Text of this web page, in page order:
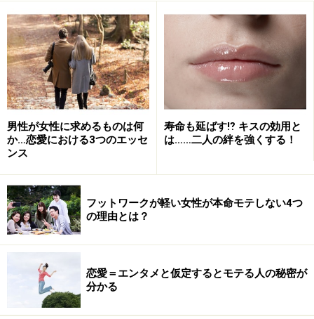
なのにもかかわらず、なんかこじらせていて残念な人」
「平均以上のルックスと経歴をもつ40代以上の男性であ
るが、ある特定の事柄に異常に反応し卑屈になる傾向が
ある人」です。
ある特定の事柄とは、その人が一生懸命努力をした分野
の事柄、努力したが手に入らなかったものに関する事柄
である場合が多いようです。たとえば、受験勉強を頑張
がある人なら勤務先、仕事を頑張って出世街道を突き進
んでいる人なら役職や肩書き、体を鍛えている人なら立
派な筋肉や体形といったことです。そして、その事柄に
関して「自分よりも相手の方が上だ」と感じると、普段
は温厚なオジサマであっても、突然卑屈になったり、ネ
チネチと相手を攻撃したりします。
男性が女性に求めるものは何
か…恋愛における3つのエッセ
ンス
寿命も延ばす⁉ キスの効用と
は……二人の絆を強くする！
フットワークが軽い女性が本命モテしない4つ
の理由とは？
恋愛＝エンタメと仮定するとモテる人の秘密が
分かる